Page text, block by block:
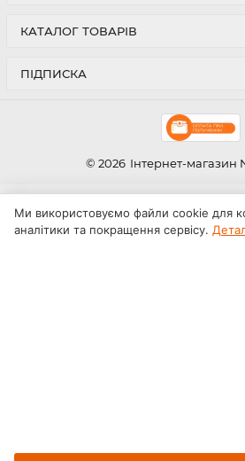
КАТАЛОГ ТОВАРІВ
ПІДПИСКА
© 2026 Інтернет-магазин
Ми використовуємо файли cookie для
аналітики та покращення сервісу.